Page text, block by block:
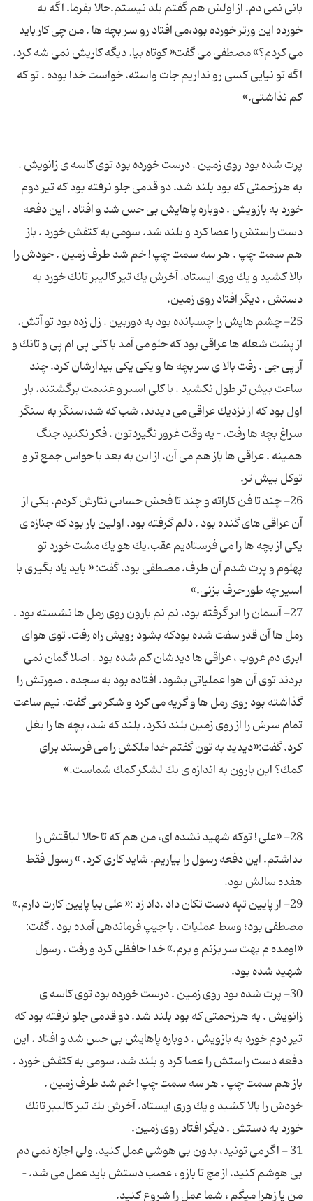
بانی نمی دم. از اولش هم گفتم بلد نیستم.حالا بفرما. اگه یه
خورده این ورتر خورده بود،می افتاد رو سر بچه ها . من چی كار باید
می كردم؟» مصطفی می گفت« كوتاه بیا. دیگه كاریش نمی شه كرد.
اگه تو نیایی كسی رو نداریم جات واسته. خواست خدا بوده . تو كه
پرت شده بود روی زمین . درست خورده بود توی كاسه ی زانویش .
به هرزحمتی كه بود بلند شد. دو قدمی جلو نرفته بود كه تیر دوم
خورد به بازویش . دوباره پاهایش بی حس شد و افتاد . این دفعه
دست راستش را عصا كرد و بلند شد. سومی به كتفش خورد . باز
هم سمت چپ . هر سه سمت چپ ! خم شد طرف زمین . خودش را
بالا كشید و یك وری ایستاد. آخرش یك تیر كالیبر تانك خورد به
25- چشم هایش را چسبانده بود به دوربین . زل زده بود تو آتش.
از پشت شعله ها عراقی بود كه جلو می آمد با كلی پی ام پی و تانك و
آر پی جی . رفت بالا ی سر بچه ها و یكی یكی بیدارشان كرد. چند
ساعت بیش تر طول نكشید . با كلی اسیر و غنیمت برگشتند. بار
اول بود كه از نزدیك عراقی می دیدند. شب كه شد،سنگر به سنگر
سراغ بچه ها رفت. – یه وقت غرور نگیردتون . فكر نكنید جنگ
همینه . عراقی ها باز هم می آن. از این به بعد با حواس جمع تر و
26- چند تا فن كاراته و چند تا فحش حسابی نثارش كردم. یكی از
آن عراقی های گنده بود . دلم گرفته بود. اولین بار بود كه جنازه ی
یكی از بچه ها را می فرستادیم عقب.یك هو یك مشت خورد تو
پهلوم و پرت شدم آن طرف. مصطفی بود. گفت: « باید یاد بگیری با
27- آسمان را ابر گرفته بود. نم نم بارون روی رمل ها نشسته بود .
رمل ها آن قدر سفت شده بودكه بشود رویش راه رفت. توی هوای
ابری دم غروب ، عراقی ها دیدشان كم شده بود . اصلا گمان نمی
بردند توی آن هوا عملیاتی بشود. افتاده بود به سجده . صورتش را
گذاشته بود روی رمل ها و گریه می كرد و شكر می گفت. نیم ساعت
تمام سرش را از روی زمین بلند نكرد. بلند كه شد، بچه ها را بغل
كرد. گفت:«دیدید به تون گفتم خدا ملكش را می فرستد برای
28- «علی ! توكه شهید نشده ای، من هم كه تا حالا لیاقتش را
نداشتم. این دفعه رسول را بیاریم. شاید كاری كرد. » رسول فقط
29- از پایین تپه دست تكان داد .داد زد :« علی بیا پایین كارت دارم.»
مصطفی بود؛ وسط عملیات . با جیپ فرماندهی آمده بود . گفت:
«اومده م بهت سر بزنم و برم.» خدا حافظی كرد و رفت . رسول
30- پرت شده بود روی زمین . درست خورده بود توی كاسه ی
زانویش . به هرزحمتی كه بود بلند شد. دو قدمی جلو نرفته بود كه
تیر دوم خورد به بازویش . دوباره پاهایش بی حس شد و افتاد . این
دفعه دست راستش را عصا كرد و بلند شد. سومی به كتفش خورد .
باز هم سمت چپ . هر سه سمت چپ ! خم شد طرف زمین .
خودش را بالا كشید و یك وری ایستاد. آخرش یك تیر كالیبر تانك
31 - اگر می تونید، بدون بی هوشی عمل كنید. ولی اجازه نمی دم
بی هوشم كنید. از مچ تا بازو ، عصب دستش باید عمل می شد. –